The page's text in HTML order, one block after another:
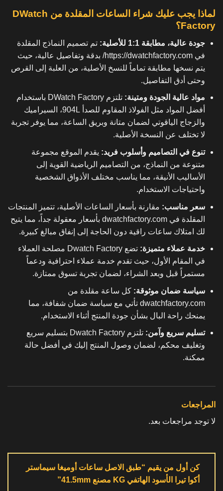
لماذا يجب عليك شراء الساعات المقلدة من DWatch
Factory؟
جودة عالية، مطابقة 1:1 للأصلية:
تم تصميم النماذج المقلدة
في https://dwatchfactory.com/ بدقة وتفاصيل عالية، حيث
يتم نسخها مطابقة تماماً للنسخ الأصلية، من العلبة إلى القرص
وحتى أدق التفاصيل.
مواد عالية الجودة ومتينة:
تلتزم DWatch Factory باستخدام
أفضل المواد مثل الفولاذ المقاوم للصدأ 904L، السيراميك
والزجاج الياقوتي لضمان متانة وبريق الساعة، مما يوفر تجربة
لا تختلف عن النسخة الأصلية.
تنوع في التصاميم وأسلوب فريد: يقدم الموقع مجموعة
متنوعة من النماذج، من التصاميم الرياضية القوية إلى
الأساليب الأنيقة، مما يناسب مختلف الأذواق الشخصية
واحتياجات الاستخدام.
سعر مناسب: مقارنة بأسعار الساعات الأصلية، تتميز المنتجات
المقلدة في dwatchfactory.com بأسعار معقولة جداً، مما يتيح
لك امتلاك ساعات راقية دون الحاجة إلى إنفاق مبالغ كبيرة.
خدمة عملاء متميزة:
تضع Dwatch Factory مصلحة العملاء
في المقام الأول، حيث تقدم خدمة عملاء احترافية ودعماً
مستمراً قبل وبعد الشراء، لضمان تجربة تسوق ممتازة.
سياسة ضمان موثوقة: كل ساعة مقلدة من
dwatchfactory.com تأتي مع سياسة ضمان شفافة، مما
يمنحك راحة البال بشأن جودة المنتج أثناء الاستخدام.
تسليم سريع وآمن:
تلتزم Dwatch Factory بتسليم سريع
وتغليف محكم، لضمان وصول المنتج إليك في أفضل حالة
ممكنة.
المراجعات
لا توجد مراجعات بعد.
كن أول من يقيم “طبق الاصل ساعات أوميغا سيماستر
أكوا تيرا الأسود الهاتفي KG مصنع 41.5mm”